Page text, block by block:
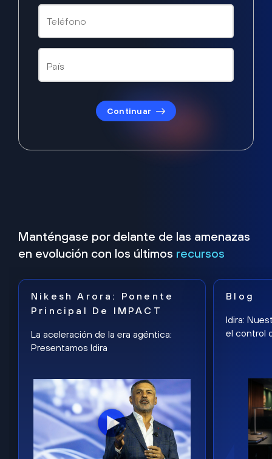
Continuar
Manténgase por delante de las amenazas
en evolución con los últimos recursos
Nikesh Arora: Ponente
Principal De IMPACT
La aceleración de la era agéntica:
Presentamos Idira
Blog
Idira:
el control